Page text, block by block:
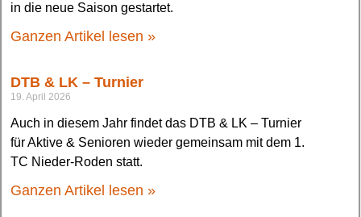
in die neue Saison gestartet.
Ganzen Artikel lesen »
DTB & LK – Turnier
19. April 2026
Auch in diesem Jahr findet das DTB & LK – Turnier
für Aktive & Senioren wieder gemeinsam mit dem 1.
TC Nieder-Roden statt.
Ganzen Artikel lesen »